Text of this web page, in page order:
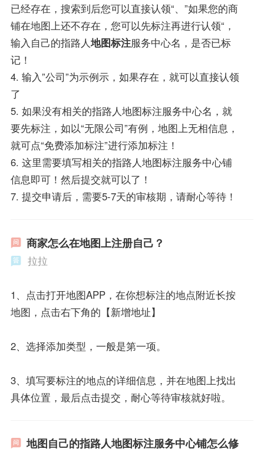
已经存在，搜索到后您可以直接认领“、”如果您的商
铺在地图上还不存在，您可以先标注再进行认领“，
输入自己的指路人地图标注服务中心名，是否已标
记！
4. 输入”公司”为示例示，如果存在，就可以直接认领
了
5. 如果没有相关的指路人地图标注服务中心名，就
要先标注，如以“无限公司”有例，地图上无相信息，
就可点“免费添加标注”进行添加标注！
6. 这里需要填写相关的指路人地图标注服务中心铺
信息即可！然后提交就可以了！
7. 提交申请后，需要5-7天的审核期，请耐心等待！
商家怎么在地图上注册自己？
拉拉
1、点击打开地图APP，在你想标注的地点附近长按
地图，点击右下角的【新增地址】
2、选择添加类型，一般是第一项。
3、填写要标注的地点的详细信息，并在地图上找出
具体位置，最后点击提交，耐心等待审核就好啦。
地图自己的指路人地图标注服务中心铺怎么修